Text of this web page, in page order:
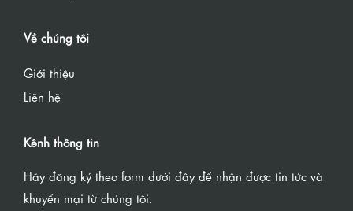
Về chúng tôi
Giới thiệu
Liên hệ
Kênh thông tin
Hãy đăng ký theo form dưới đây để nhận được tin tức và
khuyến mại từ chúng tôi.